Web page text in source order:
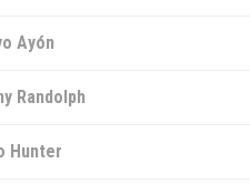
Ayón
Randolph
Hunter